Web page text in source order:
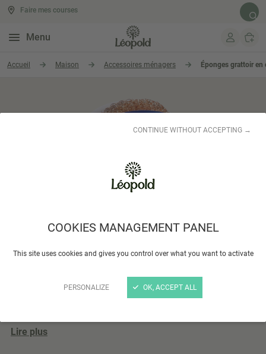
COOKIES MANAGEMENT PANEL
This site uses cookies and gives you control over what you want to activate
PERSONALIZE
CONTINUE WITHOUT ACCEPTING →
OK, ACCEPT ALL
Aller au contenu
Menu
Faire mes courses
Accueil Maison Accessoires ménagers Éponges grattoir en
LA DROGUERIE ECOLOGIQUE
Lot de 2 éponges grattoir en cuivre pour nettoyer sans
Lire plus